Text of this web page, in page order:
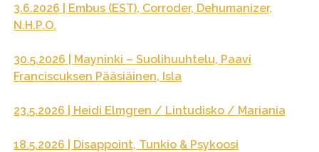
3.6.2026 | Embus (EST), Corroder, Dehumanizer,
N.H.P.O.
30.5.2026 | Mayninki – Suolihuuhtelu, Paavi
Franciscuksen Pääsiäinen, Isla
23.5.2026 | Heidi Elmgren / Lintudisko / Mariania
18.5.2026 | Disappoint, Tunkio & Psykoosi